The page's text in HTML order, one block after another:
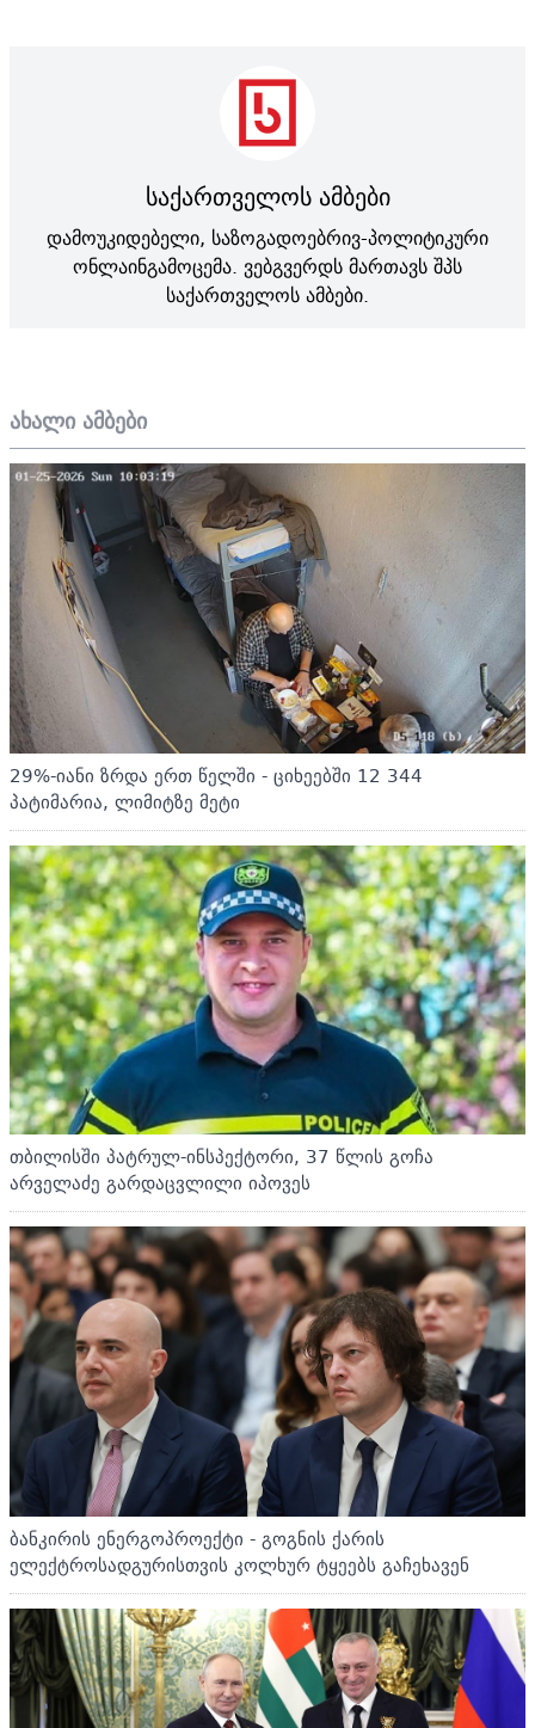
ახალი ამბები
29%-იანი ზრდა ერთ წელში - ციხეებში 12 344
პატიმარია, ლიმიტზე მეტი
თბილისში პატრულ-ინსპექტორი, 37 წლის გოჩა
არველაძე გარდაცვლილი იპოვეს
ბანკირის ენერგოპროექტი - გოგნის ქარის
ელექტროსადგურისთვის კოლხურ ტყეებს გაჩეხავენ
საქართველოს ამბები
დამოუკიდებელი, საზოგადოებრივ-პოლიტიკური
ონლაინგამოცემა. ვებგვერდს მართავს შპს
საქართველოს ამბები.